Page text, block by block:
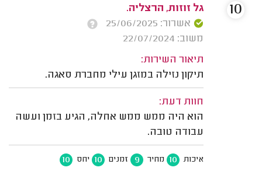
גל זוזות, הרצליה.
אשרור: 25/06/2025
משוב: 22/07/2024
תיאור השירות:
תיקון נזילה במזגן עילי מחברת סאגה.
חוות דעת:
הוא היה ממש ממש אחלה, הגיע בזמן ועשה
עבודה טובה.
איכות 10 מחיר 9 זמנים 10 יחס 10
10